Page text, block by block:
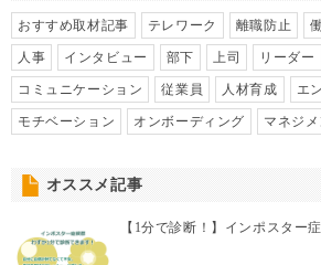
おすすめ取材記事 テレワーク 離職防止
人事 インタビュー 部下 上司 リーダー
コミュニケーション 従業員 人材育成 エ
モチベーション オンボーディング マネジメ
オススメ記事
【1分で診断！】インポスタ